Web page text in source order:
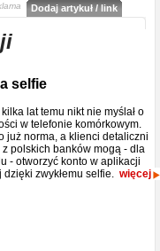
Dodaj artykuł / link
selfie
lat temu nikt nie myślał o
w telefonie komórkowym.
już norma, a klienci detaliczni
polskich banków mogą - dla
- otworzyć konto w aplikacji
dzięki zwykłemu selfie. więcej